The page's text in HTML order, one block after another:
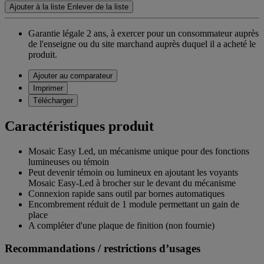
Ajouter à la liste Enlever de la liste
Garantie légale 2 ans, à exercer pour un consommateur auprès
de l'enseigne ou du site marchand auprès duquel il a acheté le
produit.
Ajouter au comparateur
Imprimer
Télécharger
Caractéristiques produit
Mosaic Easy Led, un mécanisme unique pour des fonctions
lumineuses ou témoin
Peut devenir témoin ou lumineux en ajoutant les voyants
Mosaic Easy-Led à brocher sur le devant du mécanisme
Connexion rapide sans outil par bornes automatiques
Encombrement réduit de 1 module permettant un gain de
place
A compléter d'une plaque de finition (non fournie)
Recommandations / restrictions d’usages